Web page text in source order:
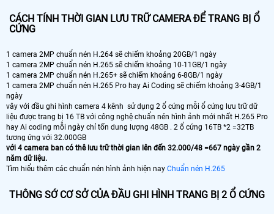
CÁCH TÍNH THỜI GIAN LƯU TRỮ CAMERA ĐỂ TRANG BỊ Ổ
CỨNG
1 camera 2MP chuẩn nén H.264 sẽ chiếm khoảng 20GB/1 ngày
1 camera 2MP chuẩn nén H.265 sẽ chiếm khoảng 10-11GB/1 ngày
1 camera 2MP chuẩn nén H.265+ sẽ chiếm khoảng 6-8GB/1 ngày
1 camera 2MP chuẩn nén H.265 Pro hay Ai Coding sẽ chiếm khoảng 3-4GB/1
ngày
vây với đầu ghi hình camera 4 kênh sử dụng 2 ổ cứng mỗi ổ cứng lưu trữ dữ
liệu được trang bị 16 TB với công nghệ chuẩn nén hình ảnh mới nhất H.265 Pro
hay Ai coding mỗi ngày chỉ tốn dung lượng 48GB . 2 ổ cứng 16TB *2 =32TB
tương ứng với 32.000GB
với 4 camera ban có thê lưu trữ thời gian lên đến 32.000/48 =667 ngày gần 2
năm dữ liệu.
Tìm hiểu thêm các chuẩn nén hình ảnh hiện nay Chuẩn nén H.265
THÔNG SỚ CƠ SỞ CỦA ĐẦU GHI HÌNH TRANG BỊ 2 Ổ CỨNG